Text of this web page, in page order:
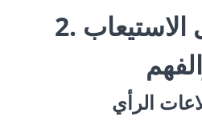
2. قياس مدى الاستيعاب
الرأي